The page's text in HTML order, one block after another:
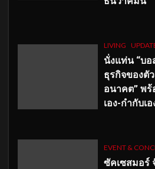
LIVING
นั่งแท่น “บอ
ธุรกิจของตั
อนาคต” พร้
เอง-กำกับเ
EVENT &
ซัคเซสมอร์